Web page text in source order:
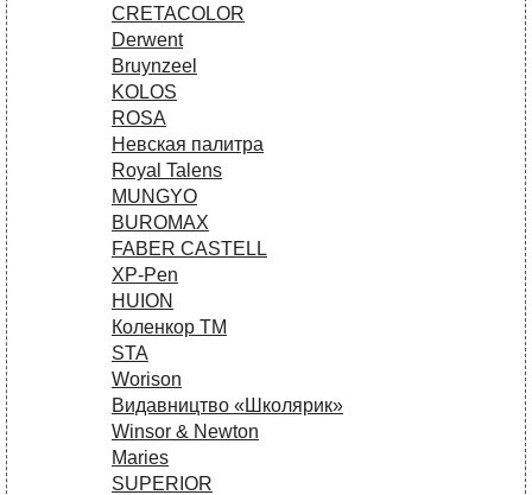
CRETACOLOR
Derwent
Bruynzeel
KOLOS
ROSA
Невская палитра
Royal Talens
MUNGYO
BUROMAX
FABER CASTELL
XP-Pen
HUION
Коленкор ТМ
STA
Worison
Видавництво «Школярик»
Winsor & Newton
Maries
SUPERIOR